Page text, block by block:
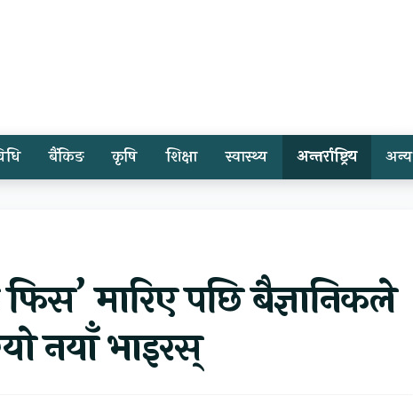
बैंकिङ कृषि शिक्षा स्वास्थ्य अन्तर्राष्ट्रिय अन्य
मारिए पछि बैज्ञानिकले
नयाँ भाइरस्